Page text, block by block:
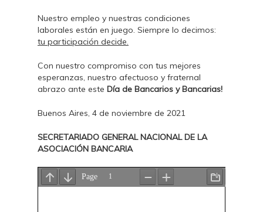
Nuestro empleo y nuestras condiciones
laborales están en juego. Siempre lo decimos:
tu participación decide.
Con nuestro compromiso con tus mejores
esperanzas, nuestro afectuoso y fraternal
abrazo ante este Día de Bancarios y Bancarias!
Buenos Aires, 4 de noviembre de 2021
SECRETARIADO GENERAL NACIONAL DE LA
ASOCIACIÓN BANCARIA